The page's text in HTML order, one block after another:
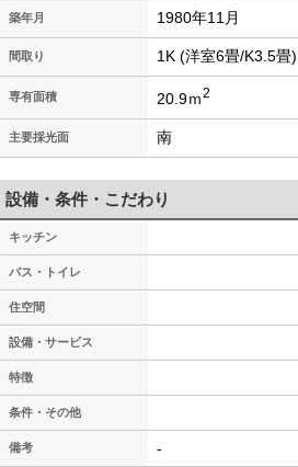
築年月 1980年11月
間取り 1K (洋室6畳/K3.5畳)
専有面積 20.9ｍ2
主要採光面 南
設備・条件・こだわり
キッチン
バス・トイレ
住空間
設備・サービス
特徴
条件・その他
備考 -